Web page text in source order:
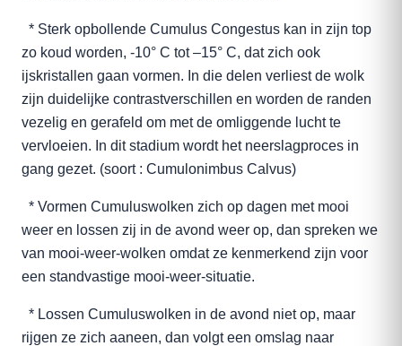
* Sterk opbollende Cumulus Congestus kan in zijn top
zo koud worden, -10° C tot –15° C, dat zich ook
ijskristallen gaan vormen. In die delen verliest de wolk
zijn duidelijke contrastverschillen en worden de randen
vezelig en gerafeld om met de omliggende lucht te
vervloeien. In dit stadium wordt het neerslagproces in
gang gezet. (soort : Cumulonimbus Calvus)
* Vormen Cumuluswolken zich op dagen met mooi
weer en lossen zij in de avond weer op, dan spreken we
van mooi-weer-wolken omdat ze kenmerkend zijn voor
een standvastige mooi-weer-situatie.
* Lossen Cumuluswolken in de avond niet op, maar
rijgen ze zich aaneen, dan volgt een omslag naar